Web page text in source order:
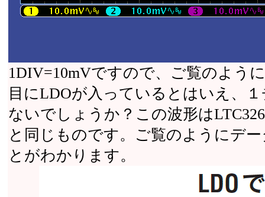
1DIV=10mVですので、ご覧のよう
目にLDOが入っているとはいえ、
ないでしょうか？この波形は
と同じものです。ご覧のようにデ
とがわかります。